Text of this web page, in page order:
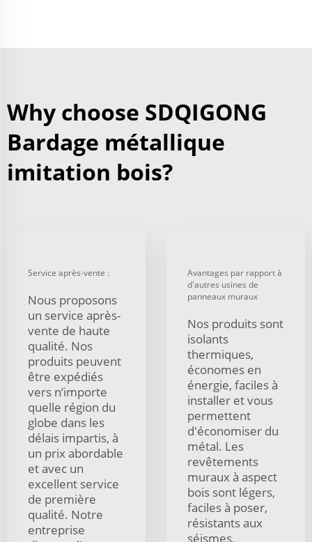
Why choose SDQIGONG
Bardage métallique
imitation bois?
Service après-vente :
Nous proposons
un service après-
vente de haute
qualité. Nos
produits peuvent
être expédiés
vers n’importe
quelle région du
globe dans les
délais impartis, à
un prix abordable
et avec un
excellent service
de première
qualité. Notre
entreprise
Avantages par rapport à
d'autres usines de
panneaux muraux
Nos produits sont
isolants
thermiques,
économes en
énergie, faciles à
installer et vous
permettent
d'économiser du
métal. Les
revêtements
muraux à aspect
bois sont légers,
faciles à poser,
résistants aux
séismes,